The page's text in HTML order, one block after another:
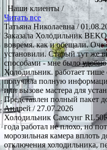
Наши клиенты /
Читать все
Татьяна Николаевна/
Заказала Холодильник
вовремя. как и обещали.
установили. Старый тут же
способами - мне было
Холодильник. работает тише
получила полную
или вызове мастера для
Представлен полный пакет
Андрей/ 27.07.2026
Холодильник Самсунг
года работал не плохо, но
морозильная камера вплоть
отключения холодильника,